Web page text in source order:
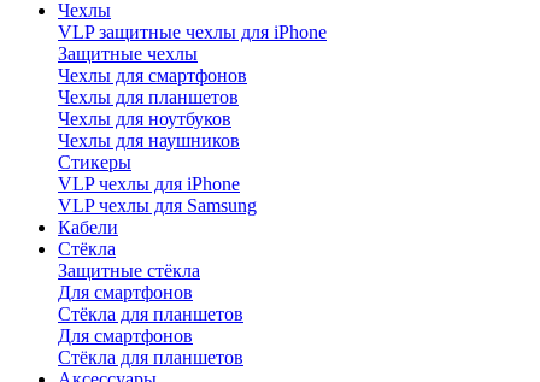
Чехлы
VLP защитные чехлы для iPhone
Защитные чехлы
Чехлы для смартфонов
Чехлы для планшетов
Чехлы для ноутбуков
Чехлы для наушников
Стикеры
VLP чехлы для iPhone
VLP чехлы для Samsung
Кабели
Стёкла
Защитные стёкла
Для смартфонов
Стёкла для планшетов
Для смартфонов
Стёкла для планшетов